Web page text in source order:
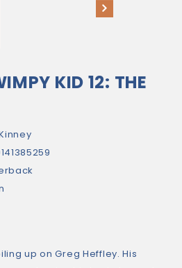
KID 12: THE
up on Greg Heffley. His